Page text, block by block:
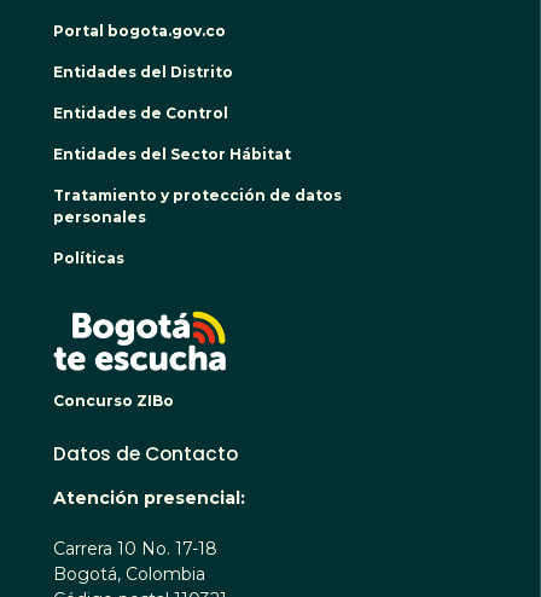
Portal bogota.gov.co
Entidades del Distrito
Entidades de Control
Entidades del Sector Hábitat
Tratamiento y protección de datos
personales
Políticas
Concurso ZIBo
Datos de Contacto
Atención presencial:
Carrera 10 No. 17-18
Bogotá, Colombia